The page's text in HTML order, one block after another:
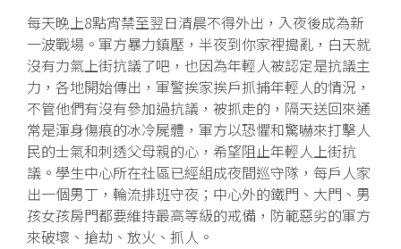
每天晚上8點宵禁至翌日清晨不得外出，入夜後成為新
一波戰場。軍方暴力鎮壓，半夜到你家裡搗亂，白天就
沒有力氣上街抗議了吧，也因為年輕人被認定是抗議主
力，各地開始傳出，軍警挨家挨戶抓捕年輕人的情況，
不管他們有沒有參加過抗議，被抓走的，隔天送回來通
常是渾身傷痕的冰冷屍體，軍方以恐懼和驚嚇來打擊人
民的士氣和刺透父母親的心，希望阻止年輕人上街抗
議。學生中心所在社區已經組成夜間巡守隊，每戶人家
出一個男丁，輪流排班守夜；中心外的鐵門、大門、男
孩女孩房門都要維持最高等級的戒備，防範惡劣的軍方
來破壞、搶劫、放火、抓人。